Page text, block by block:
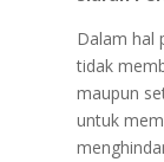
Dalam hal
tidak
maupun
untuk